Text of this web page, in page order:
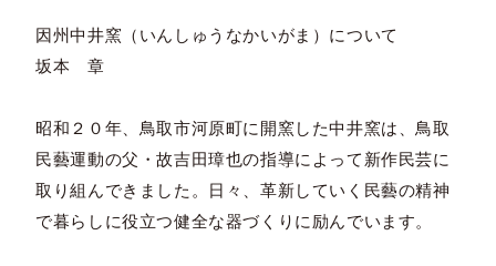
因州中井窯（いんしゅうなかいがま）について
坂本 章
昭和２０年、鳥取市河原町に開窯した中井窯は、鳥取
民藝運動の父・故吉田璋也の指導によって新作民芸に
取り組んできました。日々、革新していく民藝の精神
で暮らしに役立つ健全な器づくりに励んでいます。